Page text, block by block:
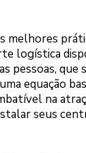
melhores
logística
pessoas, que
equação
na
seus